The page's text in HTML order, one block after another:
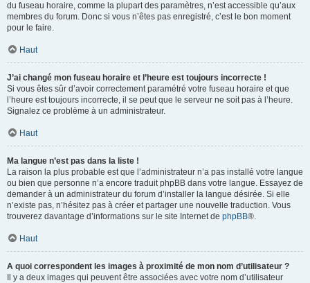
du fuseau horaire, comme la plupart des paramètres, n’est accessible qu’aux
membres du forum. Donc si vous n’êtes pas enregistré, c’est le bon moment
pour le faire.
Haut
J’ai changé mon fuseau horaire et l’heure est toujours incorrecte !
Si vous êtes sûr d’avoir correctement paramétré votre fuseau horaire et que
l’heure est toujours incorrecte, il se peut que le serveur ne soit pas à l’heure.
Signalez ce problème à un administrateur.
Haut
Ma langue n’est pas dans la liste !
La raison la plus probable est que l’administrateur n’a pas installé votre langue
ou bien que personne n’a encore traduit phpBB dans votre langue. Essayez de
demander à un administrateur du forum d’installer la langue désirée. Si elle
n’existe pas, n’hésitez pas à créer et partager une nouvelle traduction. Vous
trouverez davantage d’informations sur le site Internet de phpBB®.
Haut
A quoi correspondent les images à proximité de mon nom d’utilisateur ?
Il y a deux images qui peuvent être associées avec votre nom d’utilisateur